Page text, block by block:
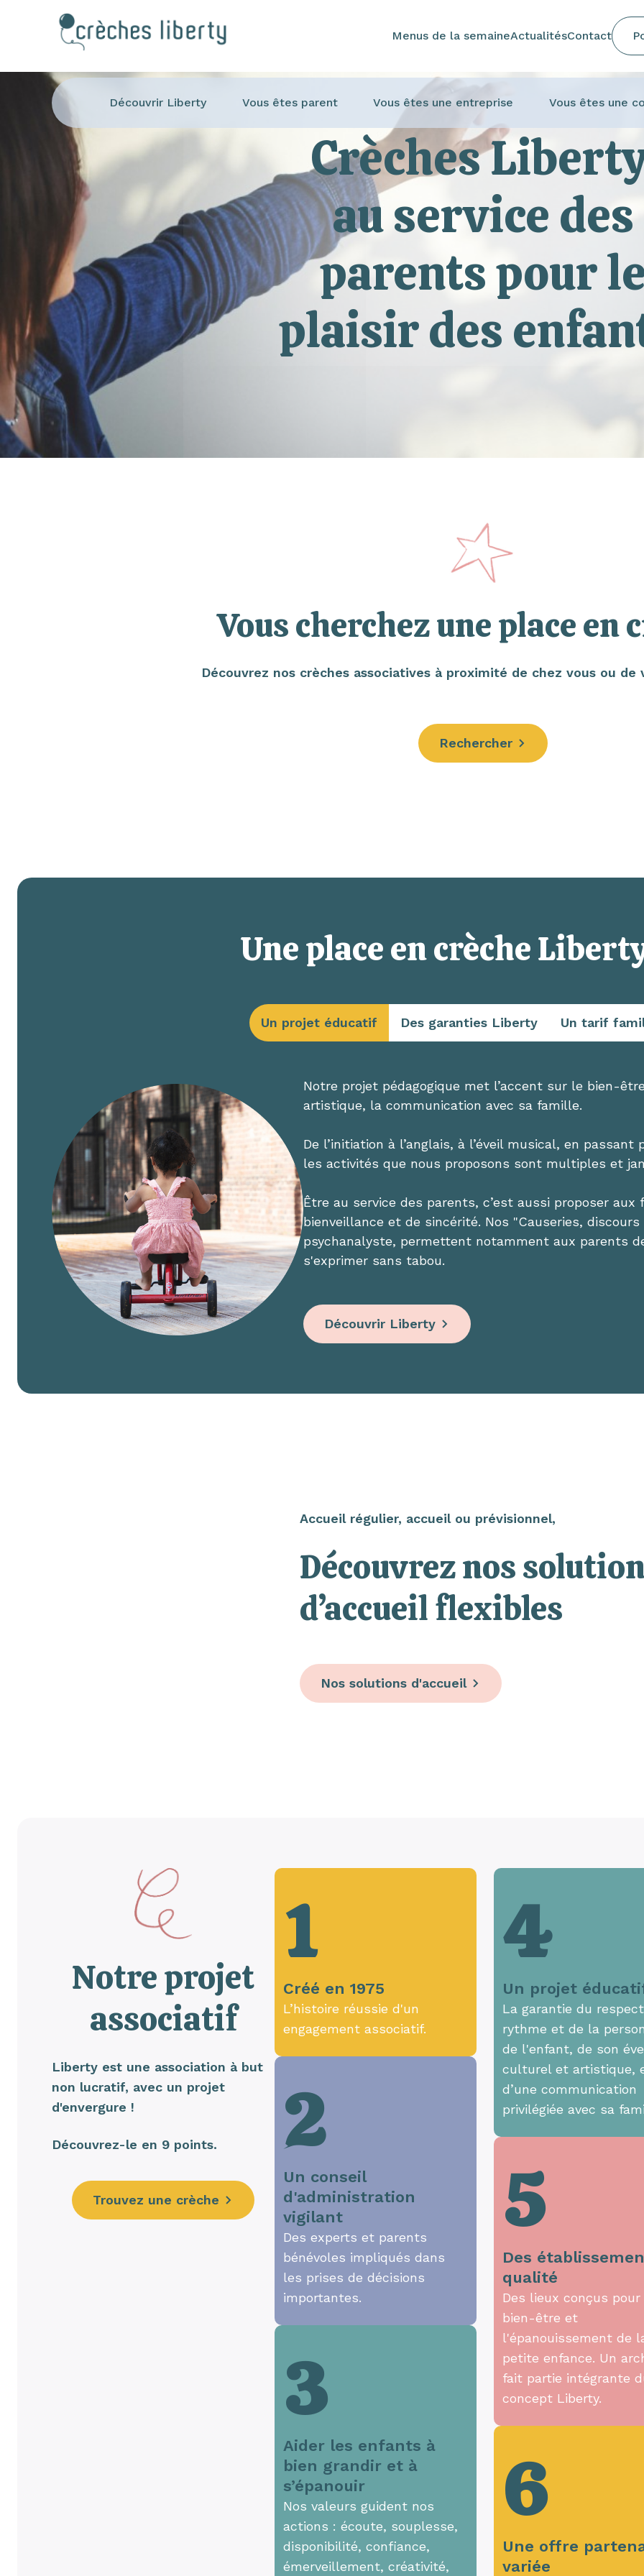
Menus de la semaineActualitésContact
Découvrir Liberty Vous êtes parent Vous êtes une entreprise Vous êtes une
Crèches
au service des
parents pour
plaisir des
Vous cherchez une place en
Découvrez nos crèches associatives à proximité de chez vous ou
Rechercher
Une place en crèche
Un projet éducatif Des garanties Liberty Un tarif
Notre projet pédagogique met l’accent sur le bien-
artistique, la communication avec sa famille.
De l’initiation à l’anglais, à l’éveil musical, en
les activités que nous proposons sont multiples et
Être au service des parents, c’est aussi proposer
bienveillance et de sincérité. Nos "Causeries,
psychanalyste, permettent notamment aux parents
s'exprimer sans tabou.
Découvrir Liberty
Accueil régulier, accueil ou prévisionnel,
Découvrez nos
d’accueil flexibles
Nos solutions d'accueil
Notre projet
associatif
Liberty est une association à but
non lucratif, avec un projet
d'envergure !
Découvrez-le en 9 points.
Trouvez une crèche
1
Créé en 1975
L’histoire réussie d'un
engagement associatif.
2
Un conseil
d'administration
vigilant
Des experts et parents
bénévoles impliqués dans
les prises de décisions
importantes.
3
Aider les enfants à
bien grandir et à
s’épanouir
Nos valeurs guident nos
actions : écoute, souplesse,
disponibilité, confiance,
émerveillement, créativité,
4
Un projet
La garantie du
rythme et de la
de l'enfant, de son
culturel et artistique,
d’une communication
privilégiée avec sa
5
Des
qualité
Des lieux conçus pour
bien-être et
l'épanouissement de
petite enfance. Un
fait partie intégrante
concept Liberty.
6
Une offre
variée